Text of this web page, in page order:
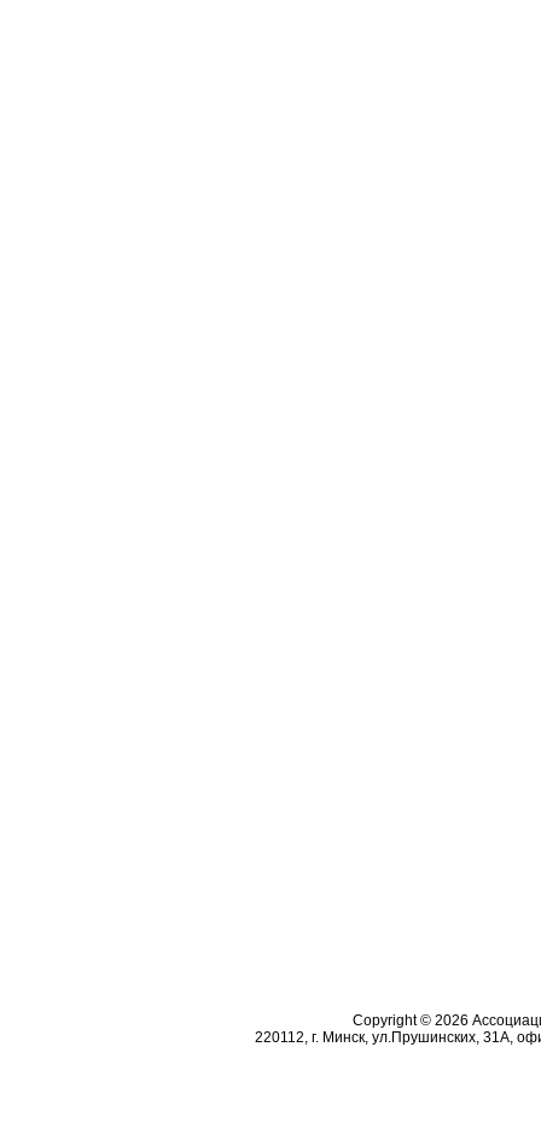
Copyright © 2026
220112, г. Минск, ул.Прушинских, 31А,